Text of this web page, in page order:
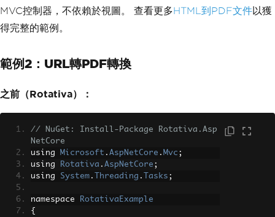
MVC控制器，不依賴於視圖。 查看更多HTML到PDF文件以獲
得完整的範例。
範例2：URL轉PDF轉換
之前（Rotativa）：
// NuGet: Install-Package Rotativa.Asp
NetCore
using Microsoft . AspNetCore . Mvc ;
using
Rotativa . AspNetCore ;
using System . Threading . Tasks ;
namespace
RotativaExample
{